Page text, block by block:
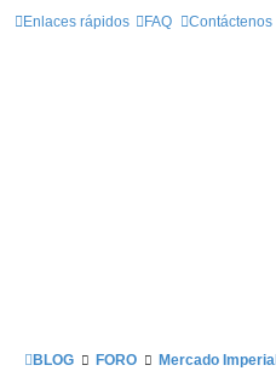
Enlaces rápidos FAQ Contáctenos
BLOG FORO Mercado Imperial